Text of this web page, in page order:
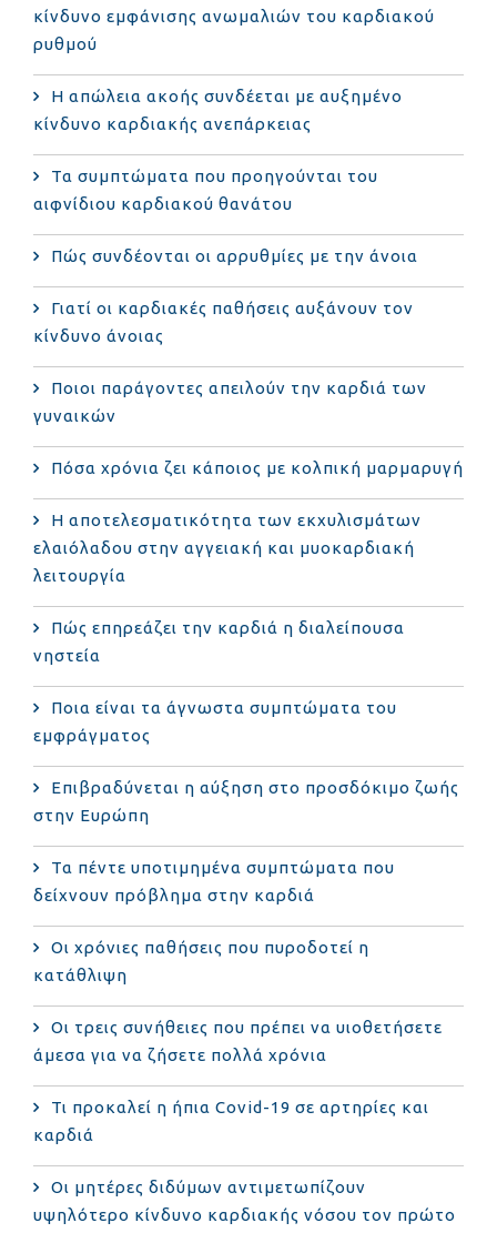
κίνδυνο εμφάνισης ανωμαλιών του καρδιακού
ρυθμού
Η απώλεια ακοής συνδέεται με αυξημένο
κίνδυνο καρδιακής ανεπάρκειας
Τα συμπτώματα που προηγούνται του
αιφνίδιου καρδιακού θανάτου
Πώς συνδέονται οι αρρυθμίες με την άνοια
Γιατί οι καρδιακές παθήσεις αυξάνουν τον
κίνδυνο άνοιας
Ποιοι παράγοντες απειλούν την καρδιά των
γυναικών
Πόσα χρόνια ζει κάποιος με κολπική μαρμαρυγή
Η αποτελεσματικότητα των εκχυλισμάτων
ελαιόλαδου στην αγγειακή και μυοκαρδιακή
λειτουργία
Πώς επηρεάζει την καρδιά η διαλείπουσα
νηστεία
Ποια είναι τα άγνωστα συμπτώματα του
εμφράγματος
Επιβραδύνεται η αύξηση στο προσδόκιμο ζωής
στην Ευρώπη
Τα πέντε υποτιμημένα συμπτώματα που
δείχνουν πρόβλημα στην καρδιά
Οι χρόνιες παθήσεις που πυροδοτεί η
κατάθλιψη
Οι τρεις συνήθειες που πρέπει να υιοθετήσετε
άμεσα για να ζήσετε πολλά χρόνια
Τι προκαλεί η ήπια Covid-19 σε αρτηρίες και
καρδιά
Οι μητέρες διδύμων αντιμετωπίζουν
υψηλότερο κίνδυνο καρδιακής νόσου τον πρώτο